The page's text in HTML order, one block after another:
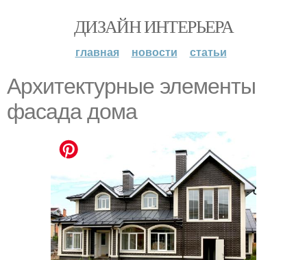
ДИЗАЙН ИНТЕРЬЕРА
главная новости статьи
Архитектурные элементы
фасада дома